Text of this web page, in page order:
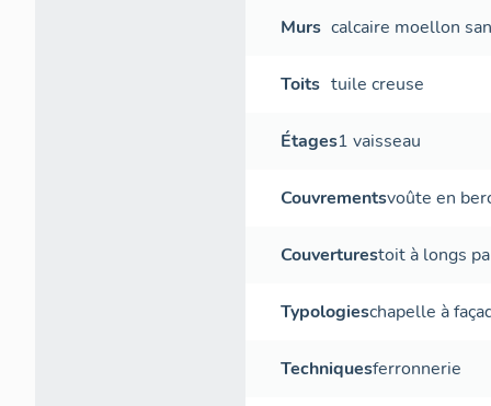
Murs calcaire moellon
Toits tuile creuse
Étages1 vaisseau
Couvrementsvoûte en
Couverturestoit à longs
Typologieschapelle à
Techniquesferronnerie